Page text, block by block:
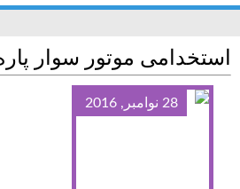
استخدامی موتور سوار
28 نوامبر, 2016